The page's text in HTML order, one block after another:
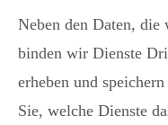
Neben den Daten, die
binden wir Dienste
erheben und
Sie, welche Dienste